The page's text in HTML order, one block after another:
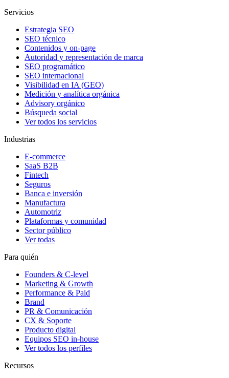
Servicios
Estrategia SEO
SEO técnico
Contenidos y on-page
Autoridad y representación de marca
SEO programático
SEO internacional
Visibilidad en IA (GEO)
Medición y analítica orgánica
Advisory orgánico
Búsqueda social
Ver todos los servicios
Industrias
E-commerce
SaaS B2B
Fintech
Seguros
Banca e inversión
Manufactura
Automotriz
Plataformas y comunidad
Sector público
Ver todas
Para quién
Founders & C-level
Marketing & Growth
Performance & Paid
Brand
PR & Comunicación
CX & Soporte
Producto digital
Equipos SEO in-house
Ver todos los perfiles
Recursos